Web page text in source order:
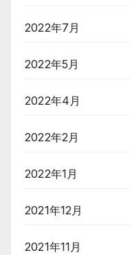
2022年7月
2022年5月
2022年4月
2022年2月
2022年1月
2021年12月
2021年11月